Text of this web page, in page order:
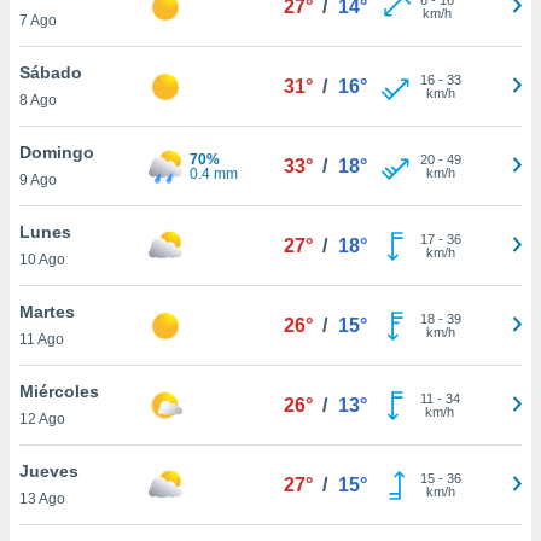
más
nuestra
y
de
disponible
cookies
aceptar
7 Ago
27° / 14°
km/h
Sábado
8 Ago
31° / 16° 16- 33
km/h
Domingo
9 Ago
70%
0.4 mm
33° / 18° 20- 49
km/h
Lunes
10 Ago
27° / 18° 17- 36
km/h
Martes
11 Ago
26° / 15° 18- 39
km/h
Miércoles
12 Ago
26° / 13° 11 - 34
km/h
Jueves
13 Ago
27° / 15° 15- 36
km/h